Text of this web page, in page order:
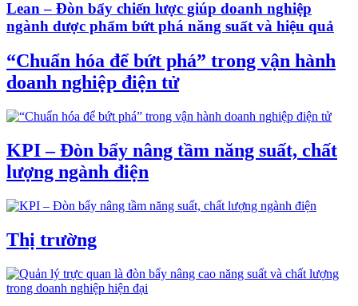
Lean – Đòn bẩy chiến lược giúp doanh nghiệp
ngành dược phẩm bứt phá năng suất và hiệu quả
“Chuẩn hóa để bứt phá” trong vận hành
doanh nghiệp điện tử
KPI – Đòn bẩy nâng tầm năng suất, chất
lượng ngành điện
Thị trường